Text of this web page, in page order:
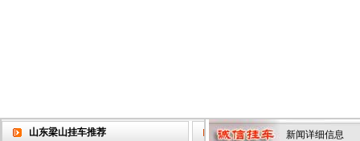
山东梁山挂车推荐 新闻详细信息